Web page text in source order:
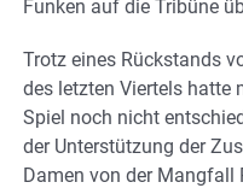
Funken auf die Tribüne
Trotz eines Rückstands
des letzten Viertels hatte
Spiel noch nicht
der Unterstützung der
Damen von der Mangfall